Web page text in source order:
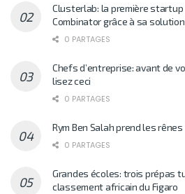
Clusterlab: la première startup
Combinator grâce à sa solution
0 PARTAGES
Chefs d’entreprise: avant de
lisez ceci
0 PARTAGES
Rym Ben Salah prend les
0 PARTAGES
Grandes écoles: trois prépas
classement africain du Figaro